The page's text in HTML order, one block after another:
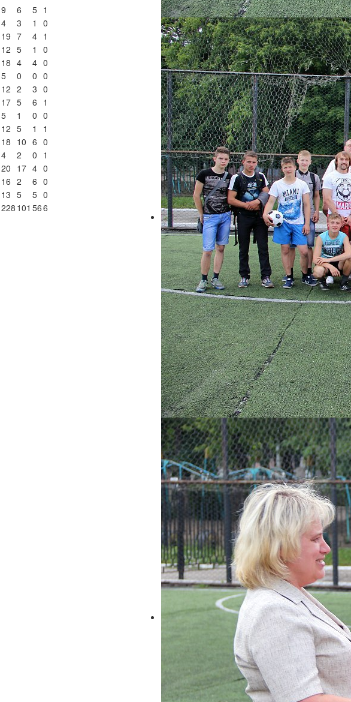
9 6 5 1
4 3 1
0
19 7 4 1
12 5 1
0
18 4 4 0
5 0 0 0
12 2 3 0
17 5 6 1
5 1 0 0
12 5 1
1
18 10 6 0
4 2 0 1
20 17 4 0
16 2 6 0
13 5 5 0
228 101 566